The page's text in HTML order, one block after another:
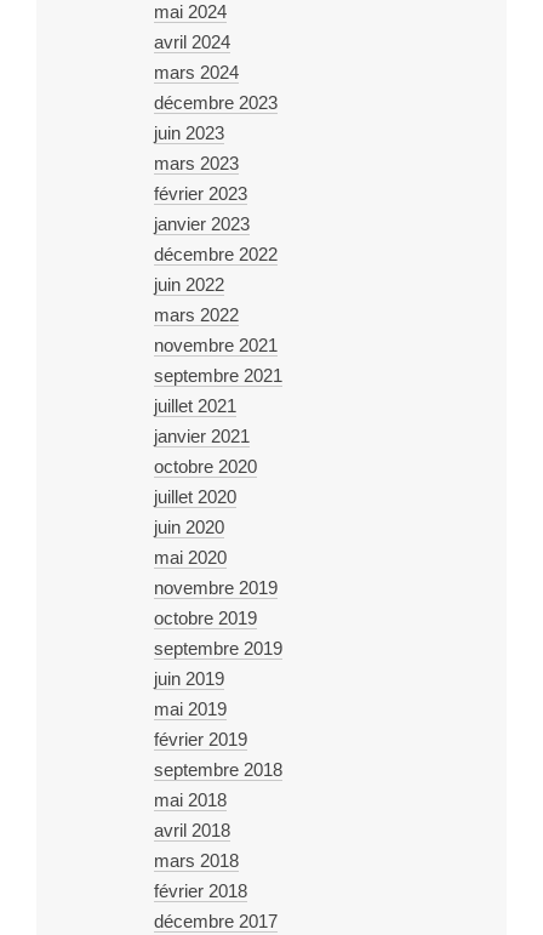
mai 2024
avril 2024
mars 2024
décembre 2023
juin 2023
mars 2023
février 2023
janvier 2023
décembre 2022
juin 2022
mars 2022
novembre 2021
septembre 2021
juillet 2021
janvier 2021
octobre 2020
juillet 2020
juin 2020
mai 2020
novembre 2019
octobre 2019
septembre 2019
juin 2019
mai 2019
février 2019
septembre 2018
mai 2018
avril 2018
mars 2018
février 2018
décembre 2017